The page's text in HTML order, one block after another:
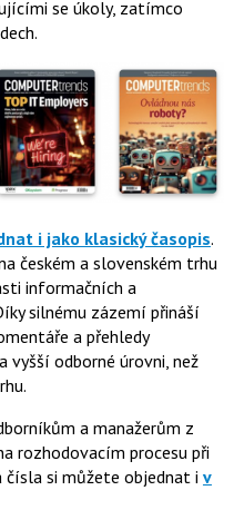
se úkoly, zatímco
i jako klasický časopis.
českém a slovenském trhu
informačních a
silnému zázemí přináší
a přehledy
odborné úrovni, než
a manažerům z
rozhodovacím procesu při
čísla si můžete objednat i v